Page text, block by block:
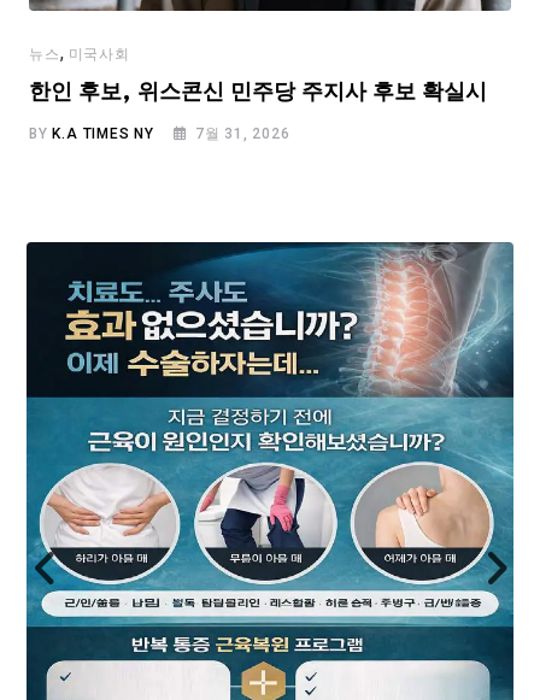
뉴스, 미국사회
한인 후보, 위스콘신 민주당 주지사 후보 확실시
BY K.A TIMES NY 7월 31, 2026